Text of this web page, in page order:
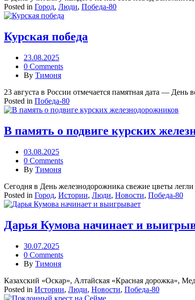
Posted in Город, Люди, Победа-80
Курская победа
23.08.2025
0 Comments
By Тимоня
23 августа в России отмечается памятная дата —
Posted in Победа-80
В память о подвиге курских
03.08.2025
0 Comments
By Тимоня
Сегодня в День железнодорожника свежие цветы
Posted in Город, Истории, Люди, Новости, Победа-80
Дарья Кумова начинает и
30.07.2025
0 Comments
By Тимоня
Казахский «Оскар», Алтайская «Красная дорожка»,
Posted in Истории, Люди, Новости, Победа-80